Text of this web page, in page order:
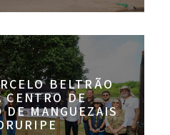
BELTRÃO
CENTRO DE
DE MANGUEZAIS